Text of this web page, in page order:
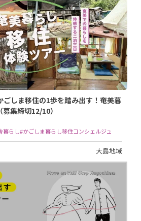
ごしま移住の1歩を踏み出す！奄美暮
集締切12/10）
暮らし#かごしま暮らし移住コンシェルジュ
大島地域